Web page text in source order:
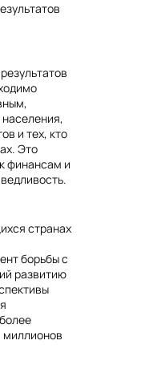
и тех, кто
Это
финансам и
странах
борьбы с
развитию
миллионов